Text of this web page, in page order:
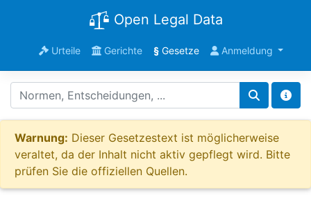
Open Legal Data
Urteile Gerichte §Gesetze Anmeldung
Warnung: Dieser Gesetzestext ist möglicherweise
veraltet, da der Inhalt nicht aktiv gepflegt wird. Bitte
prüfen Sie die offiziellen Quellen.